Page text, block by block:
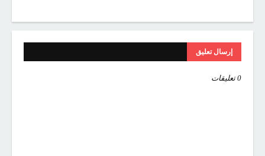
إرسال تعليق
0 تعليقات